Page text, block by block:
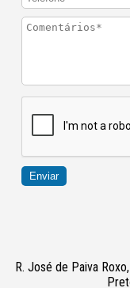
Enviar
R. José de Paiva